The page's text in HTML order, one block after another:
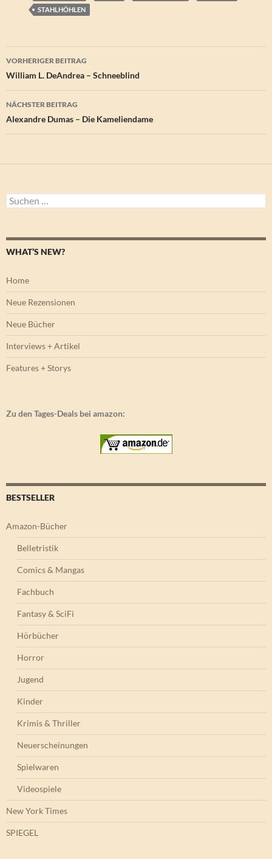
STAHLHÖHLEN
Beitragsnavigation
VORHERIGER BEITRAG
William L. DeAndrea – Schneeblind
NÄCHSTER BEITRAG
Alexandre Dumas – Die Kameliendame
Suchen
nach:
WHAT’S NEW?
Home
Neue Rezensionen
Neue Bücher
Interviews + Artikel
Features + Storys
Zu den Tages-Deals bei amazon:
BESTSELLER
Amazon-Bücher
Belletristik
Comics & Mangas
Fachbuch
Fantasy & SciFi
Hörbücher
Horror
Jugend
Kinder
Krimis & Thriller
Neuerscheinungen
Spielwaren
Videospiele
New York Times
SPIEGEL